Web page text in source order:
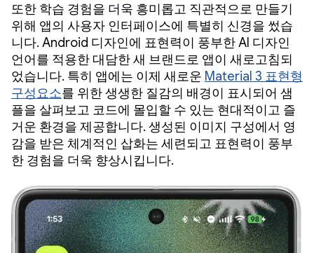
또한 학습 경험을 더욱 흥미롭고 직관적으로 만들기
위해 앱의 사용자 인터페이스에 특별히 신경을 썼습
니다. Android 디자인에 표현력이 풍부한 AI 디자인
언어를 적용한 대담한 새 브랜드로 앱이 새로고침되
었습니다. 특히 앱에는 이제 새로운 Material 3 표현형
구성요소를 위한 생생한 질감의 배경이 표시되어 샘
플을 살펴보고 코드에 몰입할 수 있는 현대적이고 즐
거운 환경을 제공합니다. 생성된 이미지 구성에서 영
감을 받은 체계적인 삽화는 세련되고 표현력이 풍부
한 경험을 더욱 향상시킵니다.